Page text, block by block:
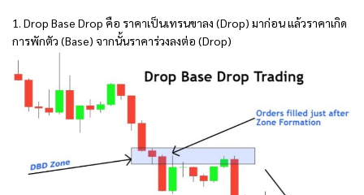
1. Drop Base Drop คือ ราคาเป็นเทรนขาลง (Drop) มาก่อน แล้วราคาเกิด
การพักตัว (Base) จากนั้นราคาร่วงลงต่อ (Drop)